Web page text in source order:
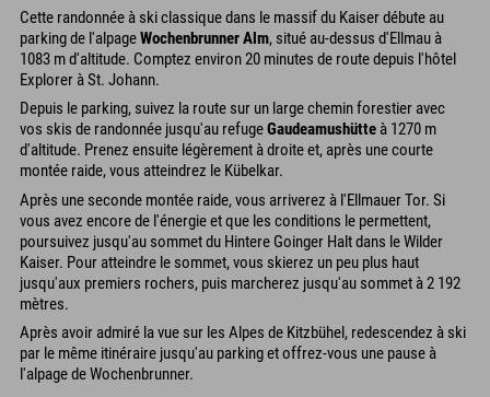
Cette randonnée à ski classique dans le massif du Kaiser débute au
parking de l'alpageWochenbrunner Alm, situé au-dessus d'Ellmau à
1083 m d'altitude. Comptez environ 20 minutes de route depuis l'hôtel
Explorer à St. Johann.
Depuis le parking, suivez la route sur un large chemin forestier avec
vos skis de randonnée jusqu'au refugeGaudeamushütte à 1270 m
d'altitude. Prenez ensuite légèrement à droite et, après une courte
montée raide, vous atteindrez le Kübelkar.
Après une seconde montée raide, vous arriverez à l'Ellmauer Tor. Si
vous avez encore de l'énergie et que les conditions le permettent,
poursuivez jusqu'au sommet du Hintere Goinger Halt dans le Wilder
Kaiser. Pour atteindre le sommet, vous skierez un peu plus haut
jusqu'aux premiers rochers, puis marcherez jusqu'au sommet à 2 192
mètres.
Après avoir admiré la vue sur les Alpes de Kitzbühel, redescendez à ski
par le même itinéraire jusqu'au parking et offrez-vous une pause à
l'alpage de Wochenbrunner.